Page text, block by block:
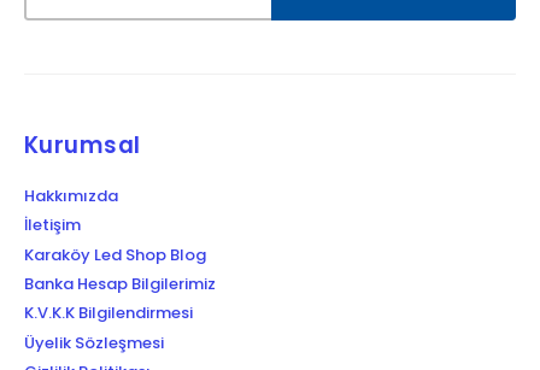
Kurumsal
Hakkımızda
İletişim
Karaköy Led Shop Blog
Banka Hesap Bilgilerimiz
K.V.K.K Bilgilendirmesi
Üyelik Sözleşmesi